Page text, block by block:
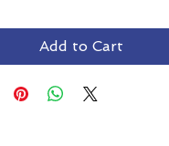
Add to Cart